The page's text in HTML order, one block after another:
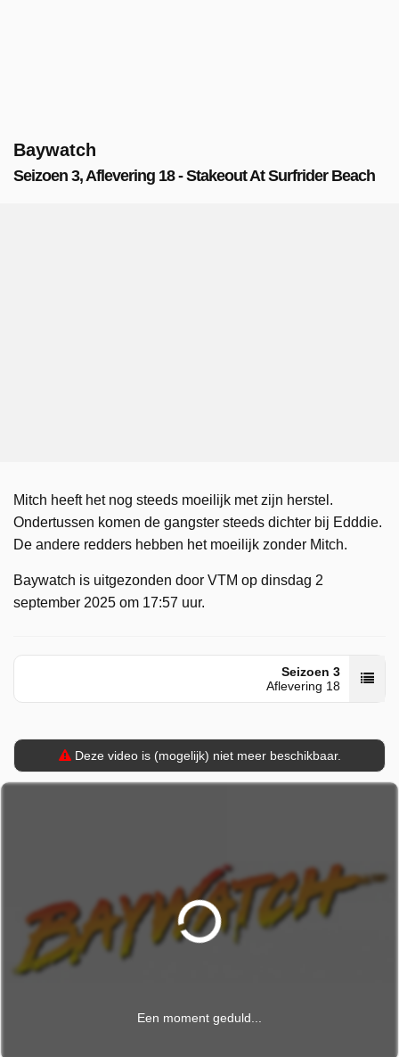
Baywatch
Seizoen 3, Aflevering 18 - Stakeout At Surfrider Beach
Mitch heeft het nog steeds moeilijk met zijn herstel.
Ondertussen komen de gangster steeds dichter bij Edddie.
De andere redders hebben het moeilijk zonder Mitch.
Baywatch is uitgezonden door VTM op dinsdag 2
september 2025 om 17:57 uur.
Seizoen 3
Aflevering 18
Deze video is (mogelijk) niet meer beschikbaar.
Een moment geduld...